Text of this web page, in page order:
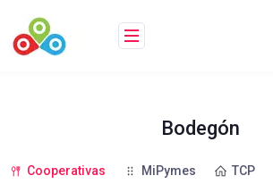
contenido
Bodegón
Cooperativas MiPymes TCP